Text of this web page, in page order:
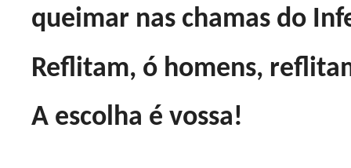
queimar nas chamas do
Reflitam, ó homens,
A escolha é vossa!